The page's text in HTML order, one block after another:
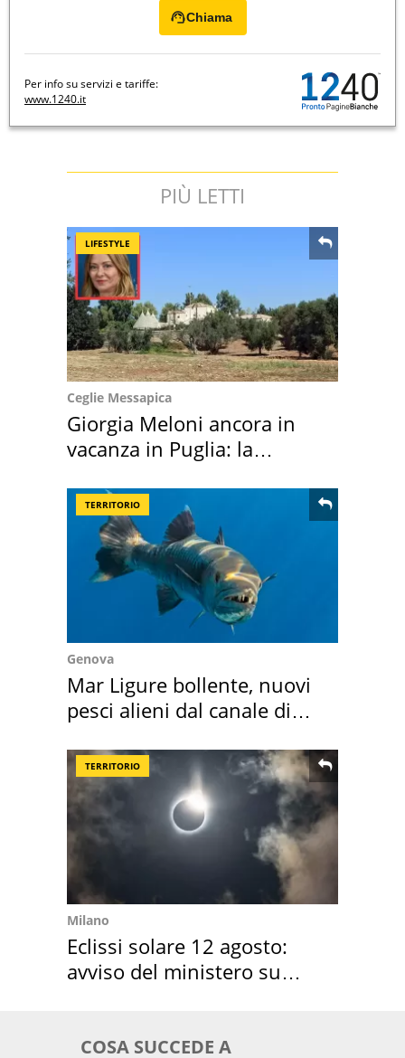
Chiama
Per info su servizi e tariffe:
www.1240.it
PIÙ LETTI
LIFESTYLE
Ceglie Messapica
Giorgia Meloni ancora in
vacanza in Puglia: la
TERRITORIO
Genova
Mar Ligure bollente, nuovi
pesci alieni dal canale di
TERRITORIO
Milano
Eclissi solare 12 agosto:
avviso del ministero su